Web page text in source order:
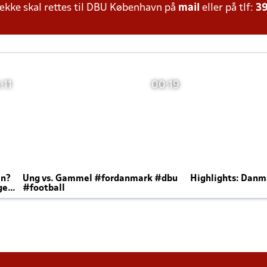
skal rettes til DBU København på mail eller på tlf:
00:19
Ung vs. Gammel #fordanmark #dbu
#football
Highlights: